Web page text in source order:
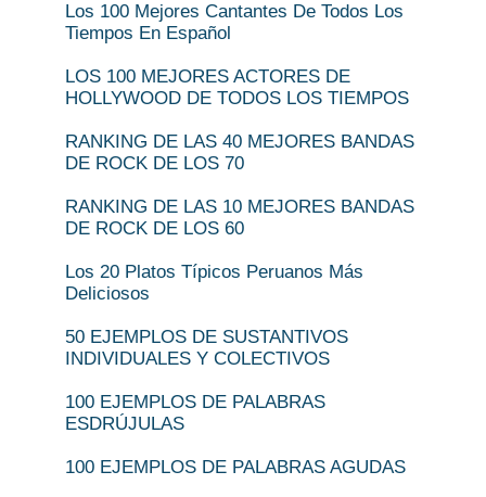
Los 100 Mejores Cantantes De Todos Los
Tiempos En Español
LOS 100 MEJORES ACTORES DE
HOLLYWOOD DE TODOS LOS TIEMPOS
RANKING DE LAS 40 MEJORES BANDAS
DE ROCK DE LOS 70
RANKING DE LAS 10 MEJORES BANDAS
DE ROCK DE LOS 60
Los 20 Platos Típicos Peruanos Más
Deliciosos
50 EJEMPLOS DE SUSTANTIVOS
INDIVIDUALES Y COLECTIVOS
100 EJEMPLOS DE PALABRAS
ESDRÚJULAS
100 EJEMPLOS DE PALABRAS AGUDAS